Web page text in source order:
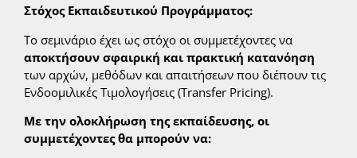
Στόχος Εκπαιδευτικού Προγράμματος:
Το σεμινάριο έχει ως στόχο οι συμμετέχοντες να
αποκτήσουν σφαιρική και πρακτική κατανόηση
των αρχών, μεθόδων και απαιτήσεων που διέπουν τις
Ενδοομιλικές Τιμολογήσεις (Transfer Pricing).
Με την ολοκλήρωση της εκπαίδευσης, οι
συμμετέχοντες θα μπορούν να: